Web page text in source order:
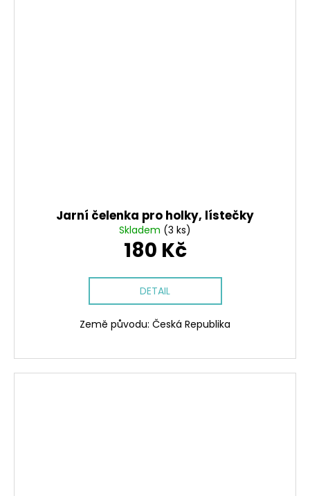
Jarní čelenka pro holky, lístečky
Skladem (3 ks)
180 Kč
DETAIL
Země původu: Česká Republika